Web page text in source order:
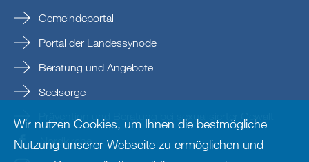
Gemeindeportal
Portal der Landessynode
Beratung und Angebote
Seelsorge
Nordkirche
Wir nutzen Cookies, um Ihnen die bestmögliche
Nutzung unserer Webseite zu ermöglichen und